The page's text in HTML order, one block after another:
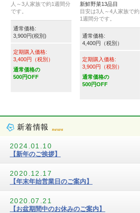
人～3人家族で約1週間分
です。
通常価格:
3,900円(税別)
定期購入価格:
3,400円（税別）
通常価格の
500円OFF
新鮮野菜13品目
目安は3人～4人家族で約
1週間分です。
通常価格:
4,400円（税別）
定期購入価格:
3,900円（税別）
通常価格の
500円OFF
2024.01.10
【新年のご挨拶】
2020.12.17
【年末年始営業日のご案内】
2020.07.21
【お盆期間中のお休みのご案内】